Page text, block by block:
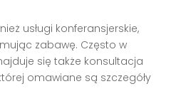
usługi konferansjerskie,
zabawę. Często w
się także konsultacja
omawiane są szczegóły